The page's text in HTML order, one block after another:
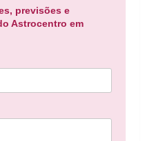
previsões e
Astrocentro em